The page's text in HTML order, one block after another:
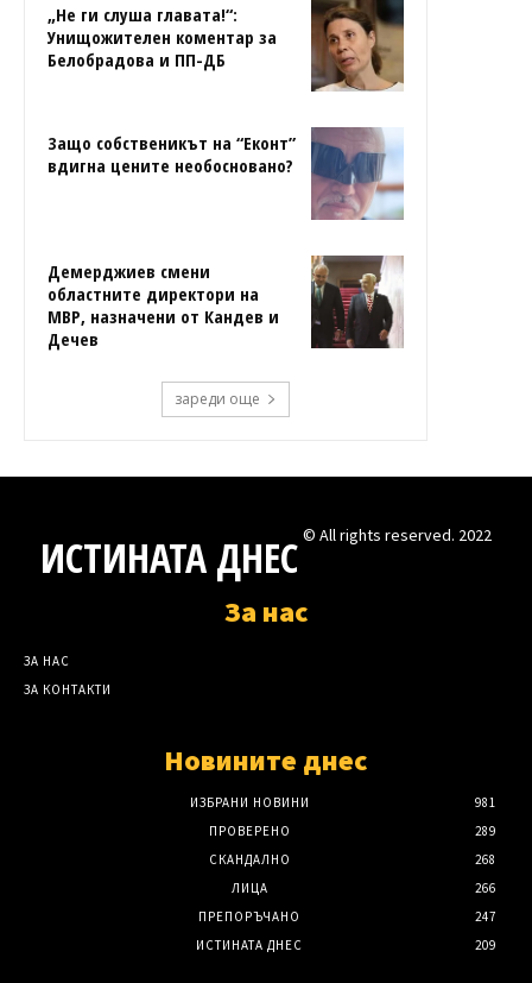
„Не ги слуша главата!“:
Унищожителен коментар за
Белобрадова и ПП-ДБ
Защо собственикът на “Еконт”
вдигна цените необосновано?
Демерджиев смени
областните директори на
МВР, назначени от Кандев и
Дечев
зареди още
ИСТИНАТА ДНЕС © All rights reserved. 2022
За нас
ЗА НАС
ЗА КОНТАКТИ
Новините днес
ИЗБРАНИ НОВИНИ
981
ПРОВЕРЕНО
289
СКАНДАЛНО
268
ЛИЦА
266
ПРЕПОРЪЧАНО
247
ИСТИНАТА ДНЕС
209